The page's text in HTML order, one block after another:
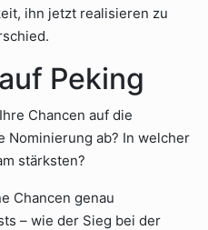
ihn jetzt realisieren zu
Peking
Chancen auf die
Nominierung ab? In welcher
stärksten?
Chancen genau
– wie der Sieg bei der